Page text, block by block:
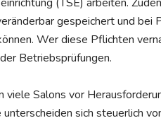
(TSE) arbeiten.
gespeichert und bei
Wer diese Pflichten
Betriebsprüfungen.
viele Salons vor
sich steuerlich